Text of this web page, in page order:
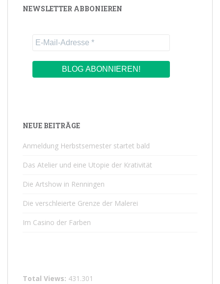
NEWSLETTER ABBONIEREN
NEUE BEITRÄGE
Anmeldung Herbstsemester startet bald
Das Atelier und eine Utopie der Krativität
Die Artshow in Renningen
Die verschleierte Grenze der Malerei
Im Casino der Farben
Total Views: 431.301